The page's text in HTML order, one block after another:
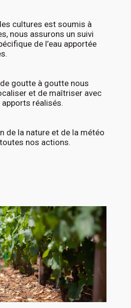
cultures est soumis à
nous assurons un suivi
de l’eau apportée
goutte à goutte nous
et de maîtriser avec
réalisés.
de la nature et de la météo
nos actions.